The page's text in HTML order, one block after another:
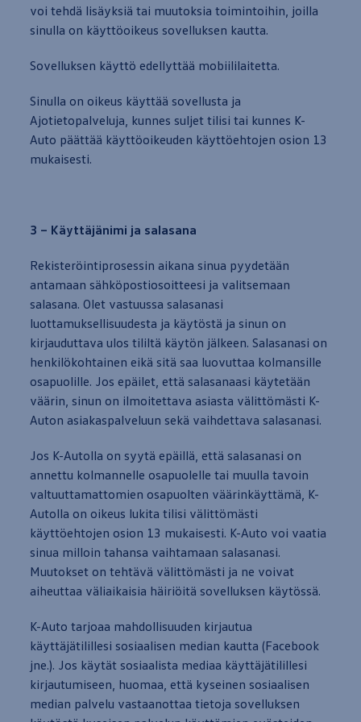
voi tehdä lisäyksiä tai muutoksia toimintoihin, joilla
sinulla on käyttöoikeus sovelluksen kautta.
Sovelluksen käyttö edellyttää mobiililaitetta.
Sinulla on oikeus käyttää sovellusta ja
Ajotietopalveluja, kunnes suljet tilisi tai kunnes K-
Auto päättää käyttöoikeuden käyttöehtojen osion 13
mukaisesti.
3 – Käyttäjänimi ja salasana
Rekisteröintiprosessin aikana sinua pyydetään
antamaan sähköpostiosoitteesi ja valitsemaan
salasana. Olet vastuussa salasanasi
luottamuksellisuudesta ja käytöstä ja sinun on
kirjauduttava ulos tililtä käytön jälkeen. Salasanasi on
henkilökohtainen eikä sitä saa luovuttaa kolmansille
osapuolille. Jos epäilet, että salasanaasi käytetään
väärin, sinun on ilmoitettava asiasta välittömästi K-
Auton asiakaspalveluun sekä vaihdettava salasanasi.
Jos K-Autolla on syytä epäillä, että salasanasi on
annettu kolmannelle osapuolelle tai muulla tavoin
valtuuttamattomien osapuolten väärinkäyttämä, K-
Autolla on oikeus lukita tilisi välittömästi
käyttöehtojen osion 13 mukaisesti. K-Auto voi vaatia
sinua milloin tahansa vaihtamaan salasanasi.
Muutokset on tehtävä välittömästi ja ne voivat
aiheuttaa väliaikaisia häiriöitä sovelluksen käytössä.
K-Auto tarjoaa mahdollisuuden kirjautua
käyttäjätilillesi sosiaalisen median kautta (Facebook
jne.). Jos käytät sosiaalista mediaa käyttäjätilillesi
kirjautumiseen, huomaa, että kyseinen sosiaalisen
median palvelu vastaanottaa tietoja sovelluksen